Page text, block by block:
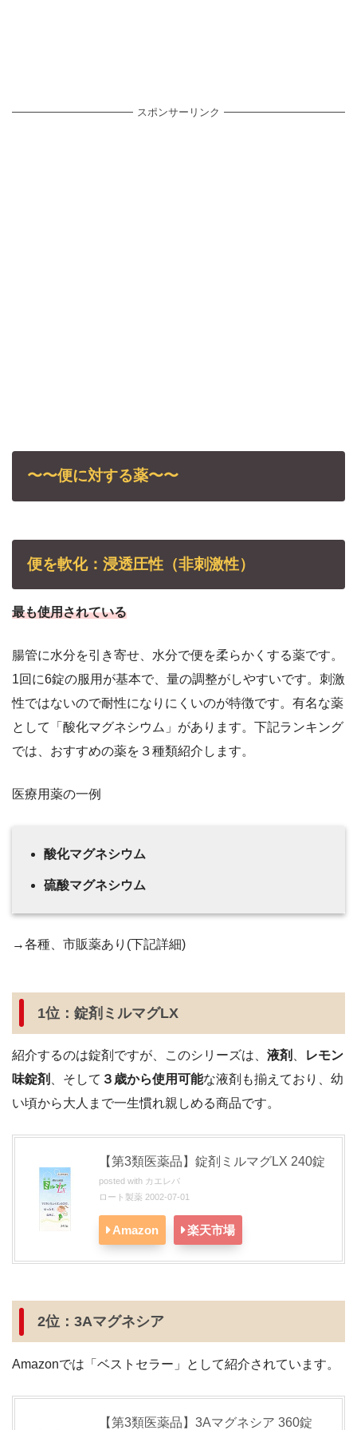
スポンサーリンク
〜〜便に対する薬〜〜
便を軟化：浸透圧性（非刺激性）
最も使用されている
腸管に水分を引き寄せ、水分で便を柔らかくする薬です。
1回に6錠の服用が基本で、量の調整がしやすいです。刺激
性ではないので耐性になりにくいのが特徴です。有名な薬
として「酸化マグネシウム」があります。下記ランキング
では、おすすめの薬を３種類紹介します。
医療用薬の一例
酸化マグネシウム
硫酸マグネシウム
→各種、市販薬あり(下記詳細)
1位：錠剤ミルマグLX
紹介するのは錠剤ですが、このシリーズは、 液剤
レモン
味錠剤
、そして ３歳から使用可能な液剤も揃えており、幼
い頃から大人まで一生慣れ親しめる商品です。
【第3類医薬品】錠剤ミルマグLX 240錠
posted with カエレバ
ロート製薬 2002-07-01
Amazon 楽天市場
2位：3Aマグネシア
Amazonでは「ベストセラー」として紹介されています。
【第3類医薬品】 3Aマグネシア 360錠